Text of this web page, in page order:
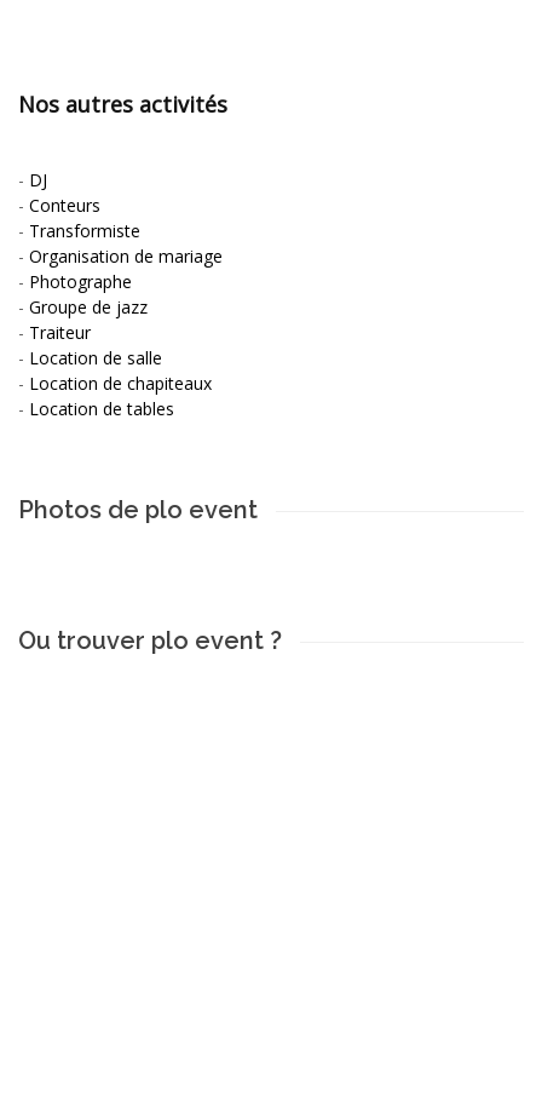
Nos autres activités
- DJ
- Conteurs
- Transformiste
- Organisation de mariage
- Photographe
- Groupe de jazz
- Traiteur
- Location de salle
- Location de chapiteaux
- Location de tables
Photos de plo event
Ou trouver plo event ?